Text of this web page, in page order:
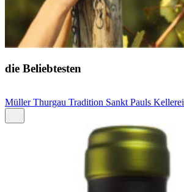
die Beliebtesten
Müller Thurgau Tradition Sankt Pauls Kellerei